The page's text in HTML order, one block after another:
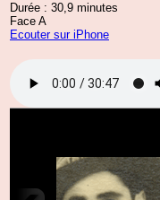
Durée : 30,9 minutes
Face A
Ecouter sur iPhone